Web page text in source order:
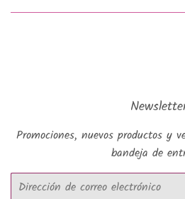
Promociones, nuevos productos y
bandeja de
Correo